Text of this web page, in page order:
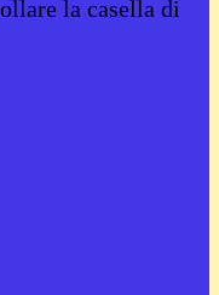
la casella di